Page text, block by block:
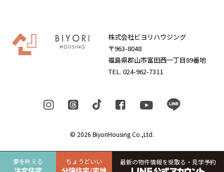
株式会社ビヨリハウジング
〒963-8048
福島県郡山市富田西一丁目89番地
TEL. 024-962-7311
© 2026 BiyoriHousing Co.,Ltd.
夢を叶える ちょうどいい 最新の物件情報を受取る・見学予約